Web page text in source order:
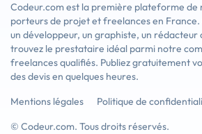
Codeur.com est la première plateforme de
porteurs de projet et freelances en France.
un développeur, un graphiste, un rédacteur
trouvez le prestataire idéal parmi notre
freelances qualifiés. Publiez gratuitement
des devis en quelques heures.
Mentions légales
Politique de
© Codeur.com. Tous droits réservés.